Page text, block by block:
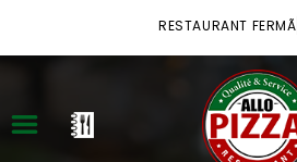
RESTAURANT FERMÃ